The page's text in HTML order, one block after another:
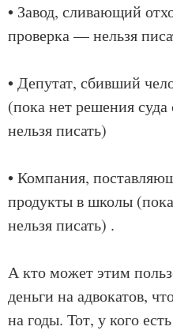
• Завод, сливающий
проверка — нельзя
• Депутат, сбивший
(пока нет решения
нельзя писать)
• Компания,
продукты в школы
нельзя писать) .
А кто может этим
деньги на адвокатов,
на годы. Тот, у кого